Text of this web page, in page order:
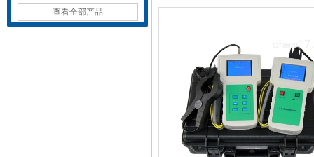
查看全部产品